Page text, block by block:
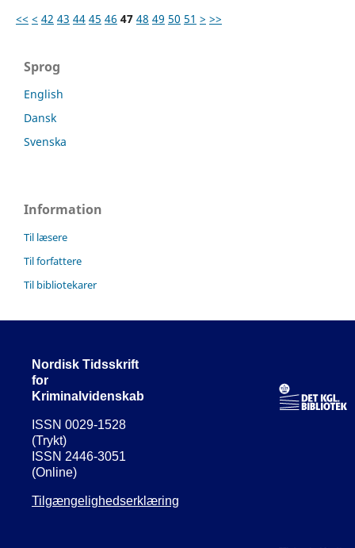
<< < 42 43 44 45 46 47 48 49 50 51 > >>
Sprog
English
Dansk
Svenska
Information
Til læsere
Til forfattere
Til bibliotekarer
Nordisk Tidsskrift
for
Kriminalvidenskab
ISSN 0029-1528
(Trykt)
ISSN 2446-3051
(Online)
Tilgængelighedserklæring